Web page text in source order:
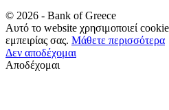
© 2026 - Bank of Greece
Αυτό το website χρησιμοποιεί
εμπειρίας σας. Μάθετε περισσότερα
Δεν αποδέχομαι
Αποδέχομαι